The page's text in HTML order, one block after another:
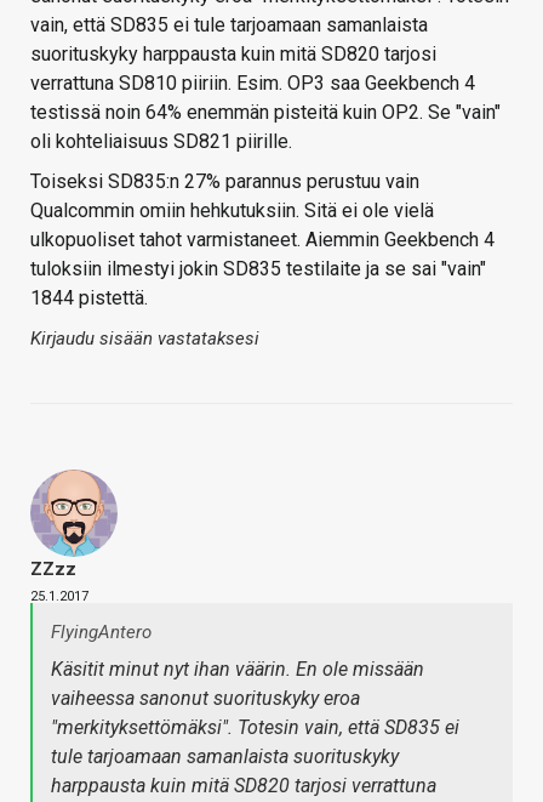
vain, että SD835 ei tule tarjoamaan samanlaista
suorituskyky harppausta kuin mitä SD820 tarjosi
verrattuna SD810 piiriin. Esim. OP3 saa Geekbench 4
testissä noin 64% enemmän pisteitä kuin OP2. Se "vain"
oli kohteliaisuus SD821 piirille.
Toiseksi SD835:n 27% parannus perustuu vain
Qualcommin omiin hehkutuksiin. Sitä ei ole vielä
ulkopuoliset tahot varmistaneet. Aiemmin Geekbench 4
tuloksiin ilmestyi jokin SD835 testilaite ja se sai "vain"
1844 pistettä.
Kirjaudu sisään vastataksesi
ZZzz
25.1.2017
FlyingAntero
Käsitit minut nyt ihan väärin. En ole missään
vaiheessa sanonut suorituskyky eroa
"merkityksettömäksi". Totesin vain, että SD835 ei
tule tarjoamaan samanlaista suorituskyky
harppausta kuin mitä SD820 tarjosi verrattuna